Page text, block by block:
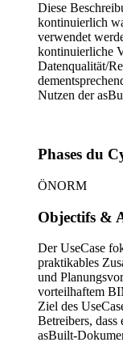
Diese
kontinuierlich
verwendet
kontinuierliche
Datenqualität/
Nutzen der
Phases du
ÖNORM
Objectifs &
Der UseCase
praktikables
und
vorteilhaftem
Ziel des
Betreibers,
asBuilt-